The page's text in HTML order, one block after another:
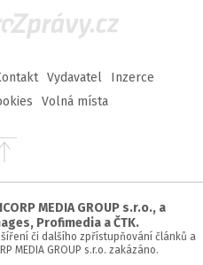
Vydavatel
Inzerce
Volná místa
MEDIA GROUP s.r.o., a
Profimedia a ČTK.
či dalšího zpřístupňování článků a
MEDIA GROUP s.r.o. zakázáno.